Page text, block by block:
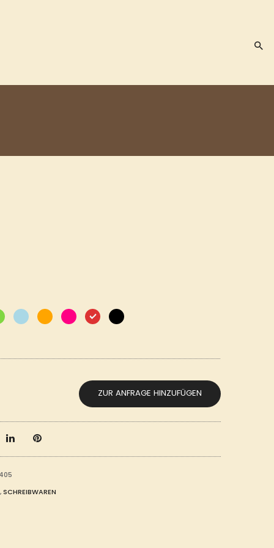
ZUR ANFRAGE HINZUFÜGEN
,SCHREIBWAREN